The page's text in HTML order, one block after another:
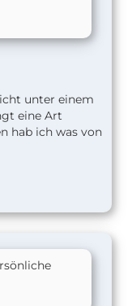
unter einem
eine Art
hab ich was von